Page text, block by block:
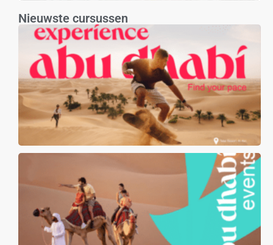
Nieuwste cursussen